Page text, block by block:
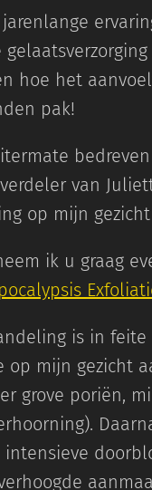
hoe het
pak!
van
op mijn
ik u graag
is in
op mijn gezicht
grove poriën,